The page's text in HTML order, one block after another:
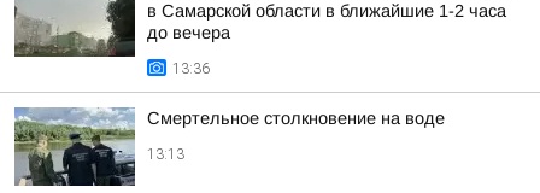
в Самарской области в ближайшие 1-2 часа
до вечера
13:36
Смертельное столкновение на воде
13:13